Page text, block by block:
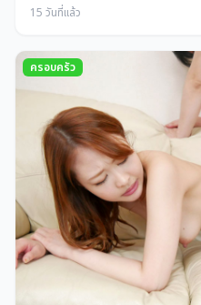
15 วันที่แล้ว
ครอบครัว